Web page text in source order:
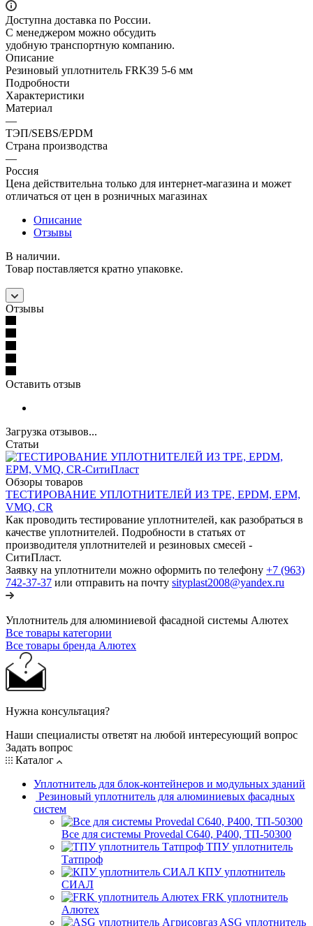
Доступна доставка по России.
С менеджером можно обсудить
удобную транспортную компанию.
Описание
Резиновый уплотнитель FRK39 5-6 мм
Подробности
Характеристики
Материал
—
ТЭП/SEBS/EPDM
Страна производства
—
Россия
Цена действительна только для интернет-магазина и может
отличаться от цен в розничных магазинах
Описание
Отзывы
В наличии.
Товар поставляется кратно упаковке.
Отзывы
Оставить отзыв
Загрузка отзывов...
Статьи
Обзоры товаров
ТЕСТИРОВАНИЕ УПЛОТНИТЕЛЕЙ ИЗ TPE, EPDM, EPM,
VMQ, CR
Как проводить тестирование уплотнителей, как разобраться в
качестве уплотнителей. Подробности в статьях от
производителя уплотнителей и резиновых смесей -
СитиПласт.
Заявку на уплотнители можно оформить по телефону +7 (963)
742-37-37 или отправить на почту sityplast2008@yandex.ru
Уплотнитель для алюминиевой фасадной системы Алютех
Все товары категории
Все товары бренда Алютех
Нужна консультация?
Наши специалисты ответят на любой интересующий вопрос
Задать вопрос
Каталог
Уплотнитель для блок-контейнеров и модульных зданий
Резиновый уплотнитель для алюминиевых фасадных
систем
Все для системы Provedal С640, Р400, ТП-50300
ТПУ уплотнитель
Татпроф
КПУ уплотнитель
СИАЛ
FRK уплотнитель
Алютех
ASG уплотнитель